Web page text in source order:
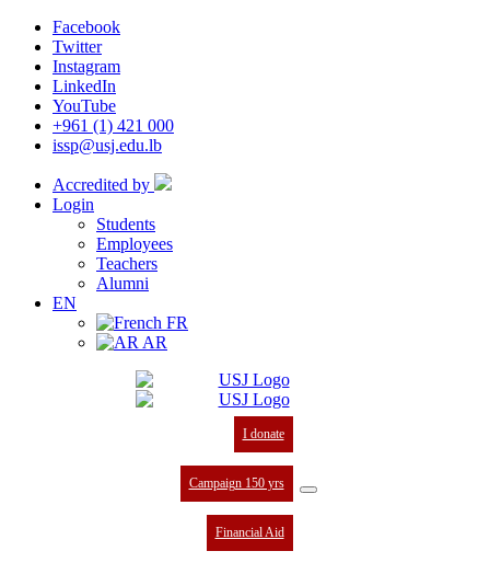
Facebook
Twitter
Instagram
LinkedIn
YouTube
+961 (1) 421 000
issp@usj.edu.lb
Accredited by
Login
Students
Employees
Teachers
Alumni
EN
FR
AR
I donate
Campaign 150 yrs
Financial Aid